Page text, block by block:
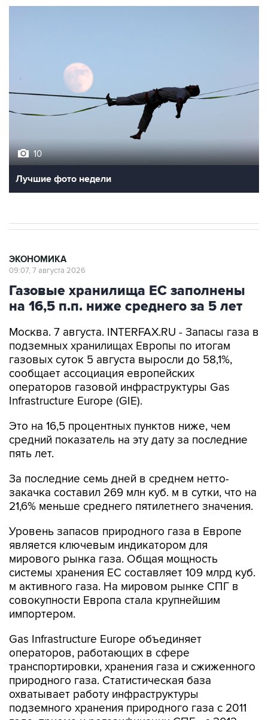
10
Лучшие фото недели
ЭКОНОМИКА
09:07, 7 августа 2026
Газовые хранилища ЕС заполнены
на 16,5 п.п. ниже среднего за 5 лет
Москва. 7 августа. INTERFAX.RU - Запасы газа в
подземных хранилищах Европы по итогам
газовых суток 5 августа выросли до 58,1%,
сообщает ассоциация европейских
операторов газовой инфраструктуры Gas
Infrastructure Europe (GIE).
Это на 16,5 процентных пунктов ниже, чем
средний показатель на эту дату за последние
пять лет.
За последние семь дней в среднем нетто-
закачка составил 269 млн куб. м в сутки, что на
21,6% меньше среднего пятилетнего значения.
Уровень запасов природного газа в Европе
является ключевым индикатором для
мирового рынка газа. Общая мощность
системы хранения ЕС составляет 109 млрд куб.
м активного газа. На мировом рынке СПГ в
совокупности Европа стала крупнейшим
импортером.
Gas Infrastructure Europe объединяет
операторов, работающих в сфере
транспортировки, хранения газа и сжиженного
природного газа. Статистическая база
охватывает работу инфраструктуры
подземного хранения природного газа с 2011